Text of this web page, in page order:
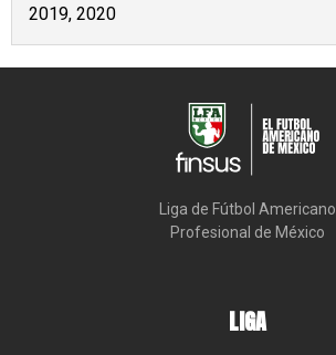
2019, 2020
Liga de Fútbol Americano
Profesional de México
LIGA